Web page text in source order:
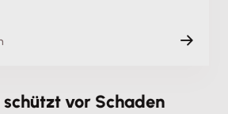
vor Schaden